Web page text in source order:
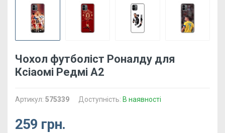
Чохол футболіст Роналду для
Ксіаомі Редмі А2
Артикул: 575339 Доступність: В наявності
259 грн.